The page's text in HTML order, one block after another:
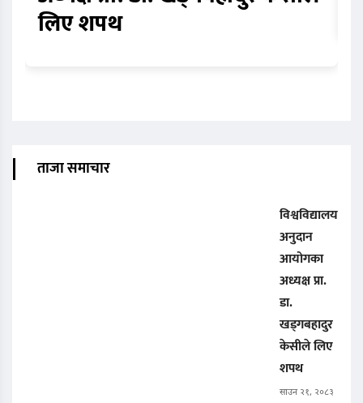
लिए शपथ
ताजा समाचार
विश्वविद्यालय
अनुदान
आयोगका
अध्यक्ष प्रा.
डा.
खड्गबहादुर
केसीले लिए
शपथ
साउन २१, २०८३